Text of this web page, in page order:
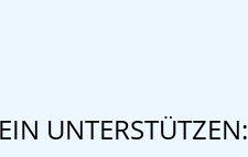
UNTERSTÜTZEN: